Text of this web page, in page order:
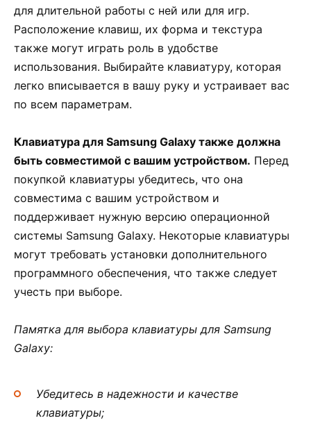
для длительной работы с ней или для игр.
Расположение клавиш, их форма и текстура
также могут играть роль в удобстве
использования. Выбирайте клавиатуру, которая
легко вписывается в вашу руку и устраивает вас
по всем параметрам.
Клавиатура для Samsung Galaxy также должна
быть совместимой с вашим устройством. Перед
покупкой клавиатуры убедитесь, что она
совместима с вашим устройством и
поддерживает нужную версию операционной
системы Samsung Galaxy. Некоторые клавиатуры
могут требовать установки дополнительного
программного обеспечения, что также следует
учесть при выборе.
Памятка для выбора клавиатуры для Samsung
Galaxy:
Убедитесь в надежности и качестве
клавиатуры;